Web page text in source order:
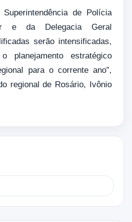
de Polícia
e da Delegacia Geral
serão intensificadas,
planejamento estratégico
para o corrente ano”,
regional de Rosário, Ivônio